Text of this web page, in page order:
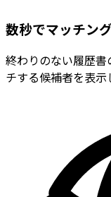
数秒でマッチン
終わりのない履歴
チする候補者を表示